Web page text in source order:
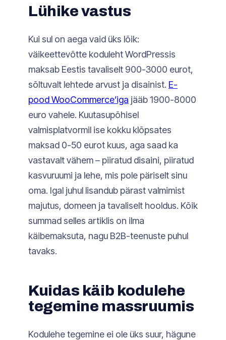
Lühike vastus
Kui sul on aega vaid üks lõik:
väikeettevõtte koduleht WordPressis
maksab Eestis tavaliselt 900-3000 eurot,
sõltuvalt lehtede arvust ja disainist. E-
pood WooCommerce’iga jääb 1900-8000
euro vahele. Kuutasupõhisel
valmisplatvormil ise kokku klõpsates
maksad 0-50 eurot kuus, aga saad ka
vastavalt vähem – piiratud disaini, piiratud
kasvuruumi ja lehe, mis pole päriselt sinu
oma. Igal juhul lisandub pärast valmimist
majutus, domeen ja tavaliselt hooldus. Kõik
summad selles artiklis on ilma
käibemaksuta, nagu B2B-teenuste puhul
tavaks.
Kuidas käib kodulehe
tegemine massruumis
Kodulehe tegemine ei ole üks suur, hägune